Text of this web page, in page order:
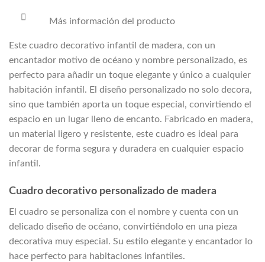
Más información del producto
Este cuadro decorativo infantil de madera, con un
encantador motivo de océano y nombre personalizado, es
perfecto para añadir un toque elegante y único a cualquier
habitación infantil. El diseño personalizado no solo decora,
sino que también aporta un toque especial, convirtiendo el
espacio en un lugar lleno de encanto. Fabricado en madera,
un material ligero y resistente, este cuadro es ideal para
decorar de forma segura y duradera en cualquier espacio
infantil.
Cuadro decorativo personalizado de madera
El cuadro se personaliza con el nombre y cuenta con un
delicado diseño de océano, convirtiéndolo en una pieza
decorativa muy especial. Su estilo elegante y encantador lo
hace perfecto para habitaciones infantiles.